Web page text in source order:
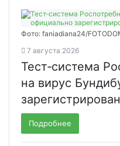
Фото: faniadiana24/
7 августа 2026
Тест‑система
на вирус
Подробнее